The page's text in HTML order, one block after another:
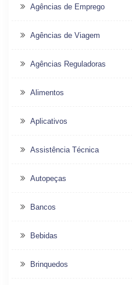
Agências de Emprego
Agências de Viagem
Agências Reguladoras
Alimentos
Aplicativos
Assistência Técnica
Autopeças
Bancos
Bebidas
Brinquedos